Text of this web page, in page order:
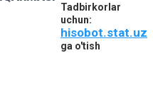
Tadbirkorlar
uchun:
hisobot.stat.uz
ga o'tish